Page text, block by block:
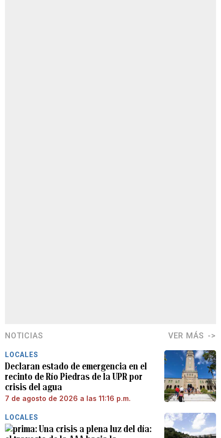
NOTICIAS VER MÁS
LOCALES
Declaran estado de emergencia en el
recinto de Río Piedras de la UPR por
crisis del agua
7 de agosto de 2026 a las 11:16 p.m.
LOCALES
Una crisis a plena luz del día: